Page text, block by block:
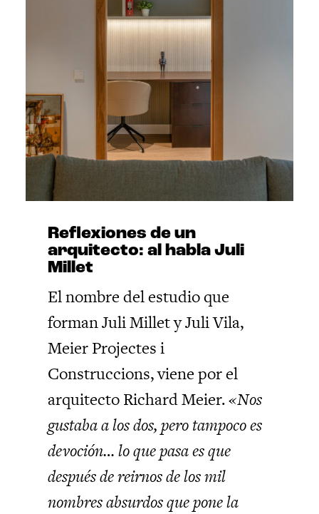
Reflexiones de un
arquitecto: al habla Juli
Millet
El nombre del estudio que
forman Juli Millet y Juli Vila,
Meier Projectes i
Construccions, viene por el
arquitecto Richard Meier.«Nos
gustaba a los dos, pero tampoco es
devoción… lo que pasa es que
después de reirnos de los mil
nombres absurdos que pone la